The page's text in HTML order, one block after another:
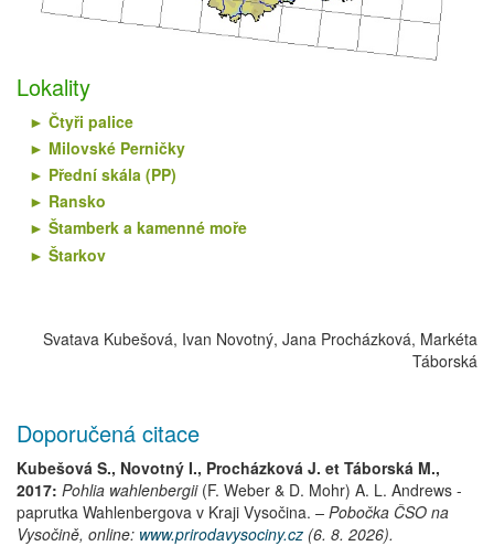
Lokality
Čtyři palice
Milovské Perničky
Přední skála (PP)
Ransko
Štamberk a kamenné moře
Štarkov
Svatava Kubešová, Ivan Novotný, Jana Procházková, Markéta
Táborská
Doporučená citace
Kubešová S., Novotný I., Procházková J. et Táborská M.,
2017: Pohlia wahlenbergii (F. Weber & D. Mohr) A. L. Andrews -
paprutka Wahlenbergova v Kraji Vysočina. – Pobočka ČSO na
Vysočině, online: www.prirodavysociny.cz (6. 8. 2026).